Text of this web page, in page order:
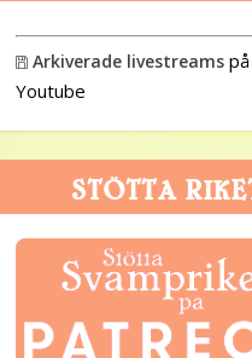
 Arkiverade livestreams på
Youtube
STÖTTA